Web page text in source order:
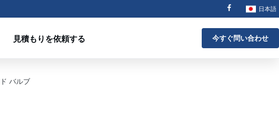
日本語
見積もりを依頼する 今すぐ問い合わせ
バルブ